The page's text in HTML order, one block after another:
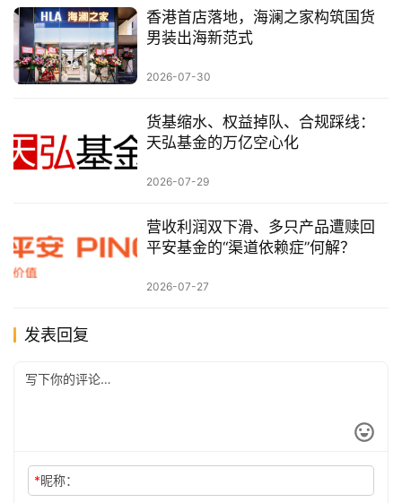
香港首店落地，海澜之家构筑国货
男装出海新范式
2026-07-30
货基缩水、权益掉队、合规踩线：
天弘基金的万亿空心化
2026-07-29
营收利润双下滑、多只产品遭赎回
平安基金的“渠道依赖症”何解？
2026-07-27
发表回复
*昵称：